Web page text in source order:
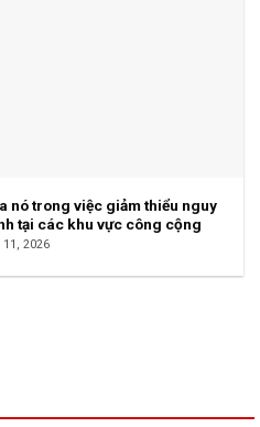
nó trong việc giảm thiểu nguy
tại các khu vực công cộng
2026